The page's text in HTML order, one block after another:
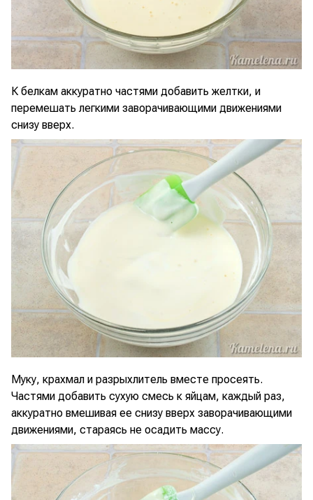
К белкам аккуратно частями добавить желтки, и
перемешать легкими заворачивающими движениями
снизу вверх.
Муку, крахмал и разрыхлитель вместе просеять.
Частями добавить сухую смесь к яйцам, каждый раз,
аккуратно вмешивая ее снизу вверх заворачивающими
движениями, стараясь не осадить массу.